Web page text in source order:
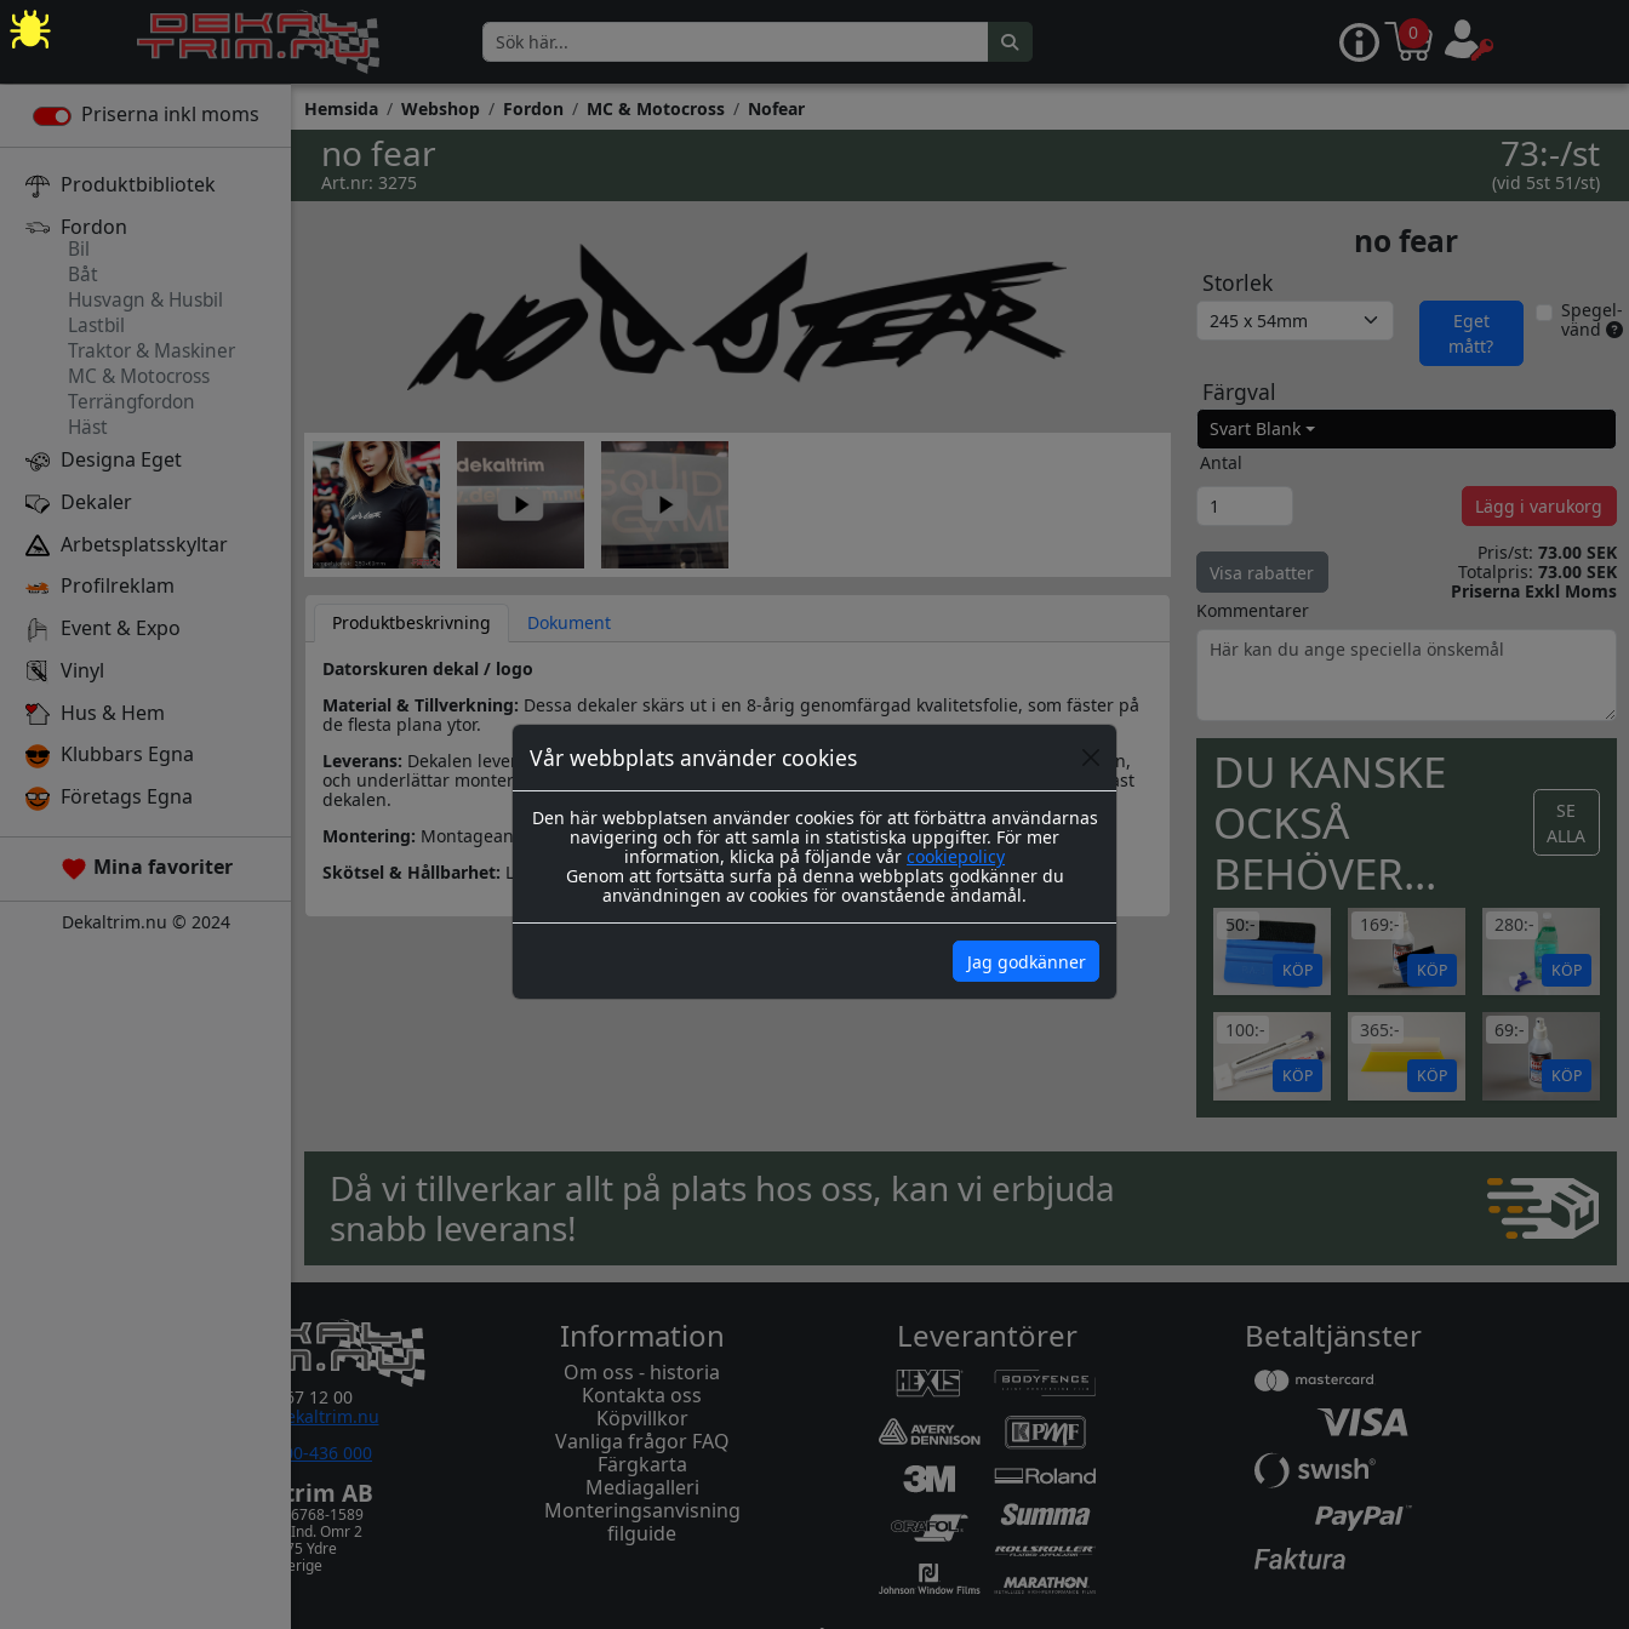
Vår webbplats använder cookies
Den här webbplatsen använder cookies för att förbättra användarnas
navigering och för att samla in statistiska uppgifter. För mer
information, klicka på följande vår cookiepolicy
Genom att fortsätta surfa på denna webbplats godkänner du
användningen av cookies för ovanstående ändamål.
Jag godkänner
0
Priserna inkl moms
Produktbibliotek
Fordon
Bil
Båt
Husvagn & Husbil
Lastbil
Traktor & Maskiner
MC & Motocross
Terrängfordon
Häst
Designa Eget
Dekaler
Arbetsplatsskyltar
Profilreklam
Event & Expo
Vinyl
Hus & Hem
Klubbars Egna
Företags Egna
Mina favoriter
Dekaltrim.nu © 2024
Hemsida Webshop Fordon MC & Motocross Nofear
no fear
Art.nr: 3275
73:-/st
(vid 5st 51/st)
Produktbeskrivning
Dokument
Datorskuren dekal / logo
Material & Tillverkning: Dessa dekaler skärs ut i en 8-årig genomfärgad kvalitetsfolie, som fäster på
de flesta plana ytor.
Leverans: Dekalen levereras redo för montage med appliceringstape över som håller ihop dekalen,
och underlättar monteringen. Appliceringstapen tas bort efter montering, och kvar sitter då endast
dekalen.
Montering: Montageanvisning hittar duhär
Skötsel & Hållbarhet: Läs igenom våra instrukioner före och efter montagehär
no fear
Storlek
Eget
mått?
Spegel-
vänd
Färgval
Svart Blank
Antal
Lägg i varukorg
Visa rabatter
Pris/st: 73.00 SEK
Totalpris: 73.00 SEK
Priserna Exkl Moms
Kommentarer
DU KANSKE
OCKSÅ
BEHÖVER...
SE
ALLA
50:-
KÖP
169:-
KÖP
280:-
KÖP
100:-
KÖP
365:-
KÖP
69:-
KÖP
Då vi tillverkar allt på plats hos oss, kan vi erbjuda
snabb leverans!
0381-67 12 00
order@dekaltrim.nu
0700-436 000
Dekaltrim AB
Orgnr. 556768-1589
Rydsnäs Ind. Omr 2
573 75 Ydre
Sverige
Information
Om oss - historia
Kontakta oss
Köpvillkor
Vanliga frågor FAQ
Färgkarta
Mediagalleri
Monteringsanvisning
filguide
Leverantörer Betaltjänster